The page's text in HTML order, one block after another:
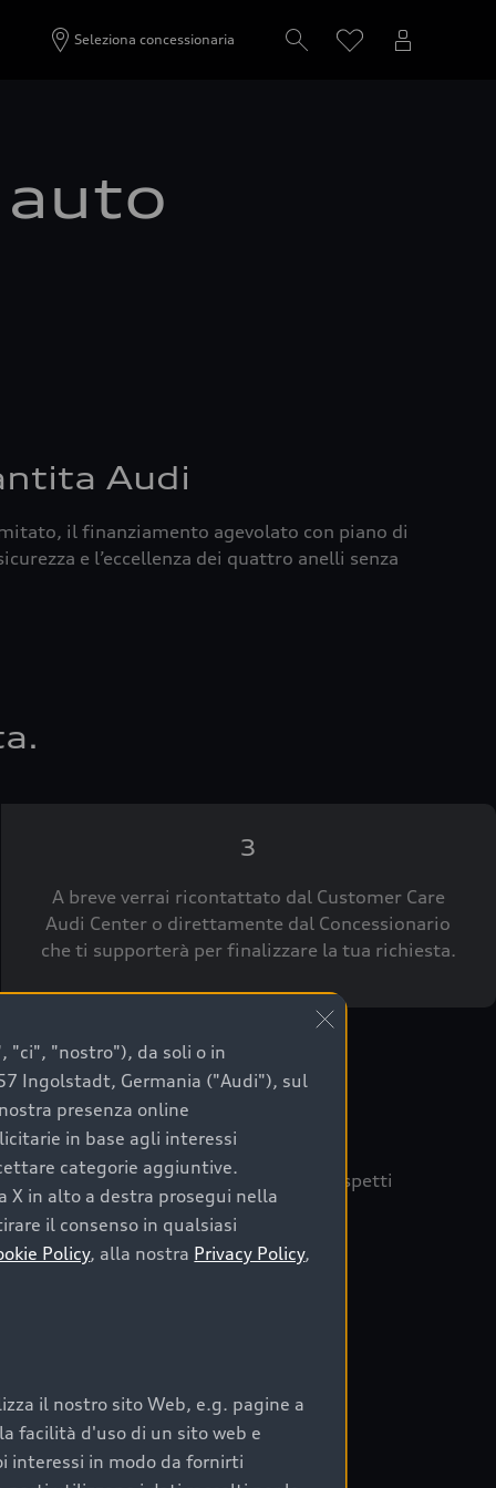
Seleziona concessionaria
Audi
il finanziamento agevolato con piano di
e l’eccellenza dei quattro anelli senza
3
A breve verrai ricontattato dal Customer Care
Audi Center o direttamente dal Concessionario
che ti supporterà per finalizzare la tua richiesta.
sicuro, è essenziale considerare aspetti
Prima Scelta :plus
nel tempo;
"ci", "nostro"), da soli o in
Ingolstadt, Germania ("Audi"), sul
presenza online
in base agli interessi
categorie aggiuntive.
in alto a destra prosegui nella
il consenso in qualsiasi
Policy, alla nostra Privacy Policy,
il nostro sito Web, e.g. pagine a
facilità d'uso di un sito web e
interessi in modo da fornirti